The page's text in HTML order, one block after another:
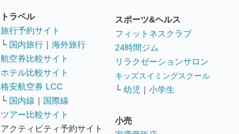
トラベル
旅行予約サイト
└ 国内旅行 ｜ 海外旅行
航空券比較サイト
ホテル比較サイト
格安航空券 LCC
└ 国内線 ｜ 国際線
ツアー比較サイト
アクティビティ予約サイト
スポーツ&ヘルス
フィットネスクラブ
24時間ジム
リラクゼーションサロン
キッズスイミングスクール
└ 幼児 ｜ 小学生
小売